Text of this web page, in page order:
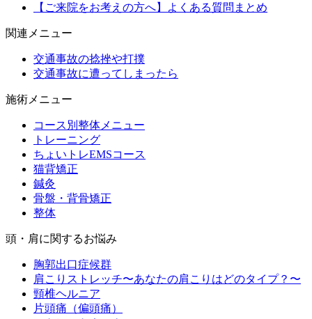
【ご来院をお考えの方へ】よくある質問まとめ
関連メニュー
交通事故の捻挫や打撲
交通事故に遭ってしまったら
施術メニュー
コース別整体メニュー
トレーニング
ちょいトレEMSコース
猫背矯正
鍼灸
骨盤・背骨矯正
整体
頭・肩に関するお悩み
胸郭出口症候群
肩こりストレッチ〜あなたの肩こりはどのタイプ？〜
頸椎ヘルニア
片頭痛（偏頭痛）